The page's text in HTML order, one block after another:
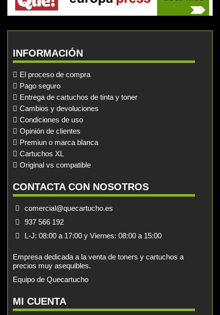
INFORMACIÓN
El proceso de compra
Pago seguro
Entrega de cartuchos de tinta y toner
Cambios y devoluciones
Condiciones de uso
Opinión de clientes
Premiun o marca blanca
Cartuchos XL
Original vs compatible
CONTACTA CON NOSOTROS
comercial@quecartucho.es
937 566 192
L-J: 08:00 a 17:00 y Viernes: 08:00 a 15:00
Empresa dedicada a la venta de toners y cartuchos a
precios muy asequibles.
Equipo de Quecartucho
MI CUENTA